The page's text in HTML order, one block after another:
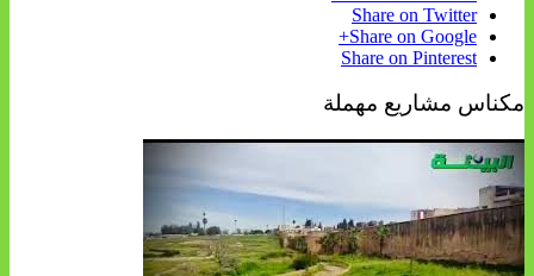
Share on Twitter
Share on Google+
Share on Pinterest
مكناس مشاريع مهملة